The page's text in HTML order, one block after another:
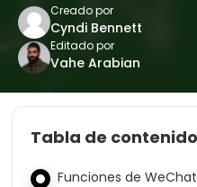
Creado por
Cyndi Bennett
Editado por
Vahe Arabian
Tabla de contenido
Funciones de WeChat